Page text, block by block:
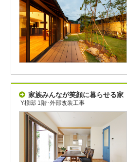
家族みんなが笑顔に暮らせる家
Y様邸 1階･外部改装工事